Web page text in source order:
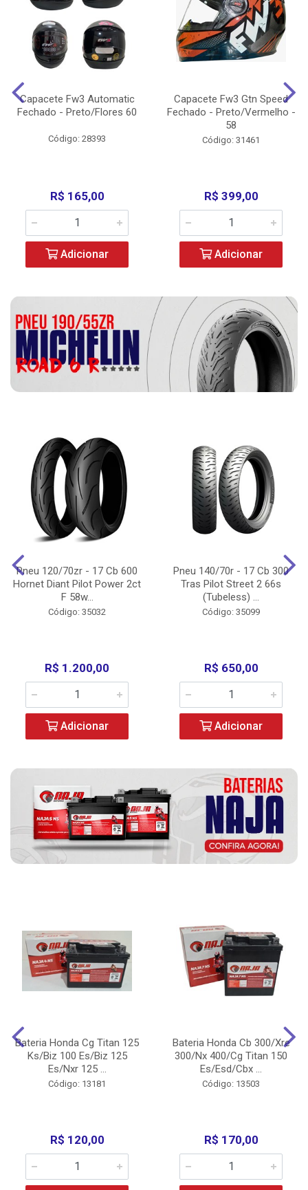
Capacete Fw3 Automatic
Fechado - Preto/Flores 60
Código: 28393
R$ 165,00
Adicionar
Capacete Fw3 Gtn Speed
Fechado - Preto/Vermelho -
58
Código: 31461
R$ 399,00
Adicionar
Pneu 120/70zr - 17 Cb 600
Hornet Diant Pilot Power 2ct
F 58w...
Código: 35032
R$ 1.200,00
Adicionar
Pneu 140/70r - 17 Cb 300
Tras Pilot Street 2 66s
(Tubeless) ...
Código: 35099
R$ 650,00
Adicionar
Bateria Honda Cg Titan 125
Ks/Biz 100 Es/Biz 125
Es/Nxr 125 ...
Código: 13181
R$ 120,00
Bateria Honda Cb 300/Xre
300/Nx 400/Cg Titan 150
Es/Esd/Cbx ...
Código: 13503
R$ 170,00